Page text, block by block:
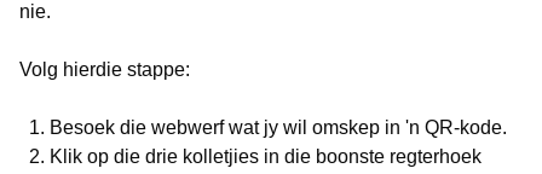
nie.
Volg hierdie stappe:
Besoek die webwerf wat jy wil omskep in 'n QR-kode.
Klik op die drie kolletjies in die boonste regterhoek